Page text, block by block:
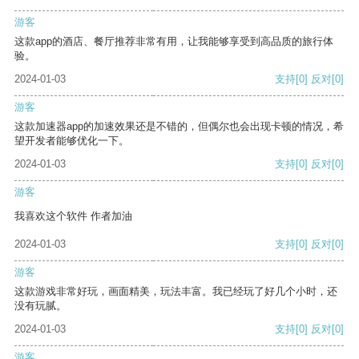
游客
这款app的酒店、餐厅推荐非常有用，让我能够享受到高品质的旅行体
验。
2024-01-03
支持[0] 反对[0]
游客
这款加速器app的加速效果还是不错的，但偶尔也会出现卡顿的情况，希
望开发者能够优化一下。
2024-01-03
支持[0] 反对[0]
游客
我喜欢这个软件 作者加油
2024-01-03 支持[0] 反对[0]
游客
这款游戏非常好玩，画面精美，玩法丰富。我已经玩了好几个小时，还
没有玩腻。
2024-01-03
支持[0] 反对[0]